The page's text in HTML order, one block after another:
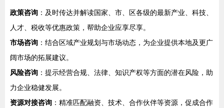
政策咨询 ：及时传达并解读国家、市、区各级的最新产业、科技、
人才、税收等优惠政策，帮助企业应享尽享。
市场咨询 ：结合区域产业规划与市场动态，为企业提供本地及更广
阔市场的拓展建议。
风险咨询 ：提示经营合规、法律、知识产权等方面的潜在风险，助
力企业稳健发展。
资源对接咨询 ：精准匹配融资、技术、合作伙伴等资源，促成合作